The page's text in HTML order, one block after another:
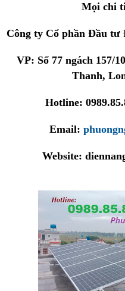
Mọi chi
Công ty Cổ phần Đầu tư
VP: Số 77 ngách 157/
Thanh,
Hotline:
Email:
Website: